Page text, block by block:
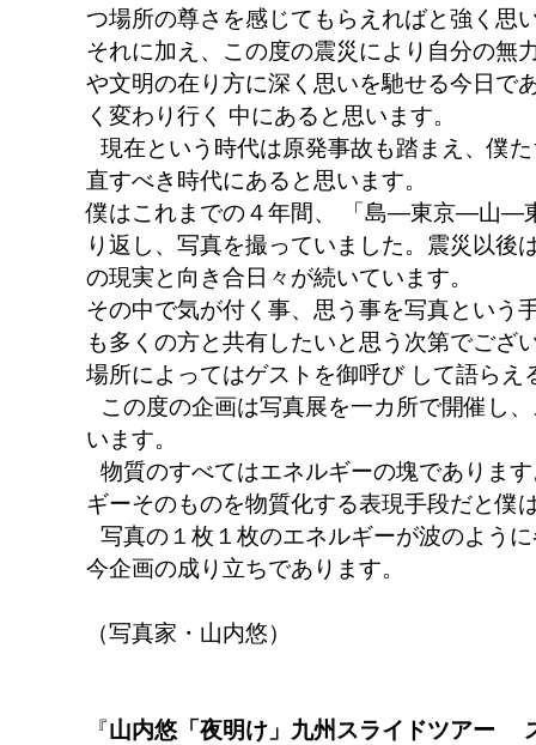
つ場所の尊さを感じてもらえればと強く
それに加え、この度の震災により自分の無
や文明の在り方に深く思いを馳せる今日で
く変わり行く 中にあると思います。
現在という時代は原発事故も踏まえ、僕
直すべき時代にあると思います。
僕はこれまでの４年間、 「島―東京―山―
り返し、写真を撮っていました。震災以後
の現実と向き合日々が続いています。
その中で気が付く事、思う事を写真という
も多くの方と共有したいと思う次第でご
場所によってはゲストを御呼び して語ら
この度の企画は写真展を一カ所で開催し
います。
物質のすべてはエネルギーの塊でありま
ギーそのものを物質化する表現手段だと僕
写真の１枚１枚のエネルギーが波のよう
今企画の成り立ちであります。
（写真家・山内悠）
『山内悠「夜明け」九州スライドツアー